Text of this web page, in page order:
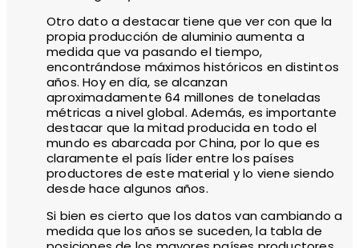
Otro dato a destacar tiene que ver con que la
propia producción de aluminio aumenta a
medida que va pasando el tiempo,
encontrándose máximos históricos en distintos
años. Hoy en día, se alcanzan
aproximadamente 64 millones de toneladas
métricas a nivel global. Además, es importante
destacar que la mitad producida en todo el
mundo es abarcada por China, por lo que es
claramente el país líder entre los países
productores de este material y lo viene siendo
desde hace algunos años.
Si bien es cierto que los datos van cambiando a
medida que los años se suceden, la tabla de